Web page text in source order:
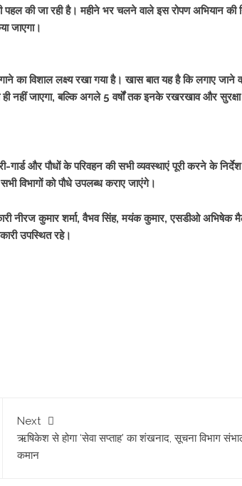
की जा रही है। महीने भर चलने वाले इस रोपण अभियान की
जाएगा।
का विशाल लक्ष्य रखा गया है। खास बात यह है कि लगाए जाने
नहीं जाएगा, बल्कि अगले 5 वर्षों तक इनके रखरखाव और सुरक्षा
और पौधों के परिवहन की सभी व्यवस्थाएं पूरी करने के
विभागों को पौधे उपलब्ध कराए जाएंगे।
नीरज कुमार शर्मा, वैभव सिंह, मयंक कुमार, एसडीओ अभिषेक
उपस्थित रहे।
Next
ऋषिकेश से होगा ‘सेवा सप्ताह’ का शंखनाद, सूचना विभाग
कमान